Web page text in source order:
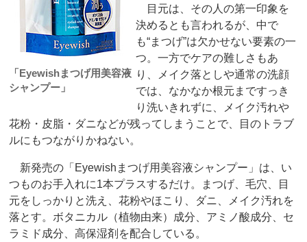
「Eyewishまつげ用美容液
シャンプー」
目元は、その人の第一印象を
決めるとも言われるが、中で
も“まつげ”は欠かせない要素の一
つ。一方でケアの難しさもあ
り、メイク落としや通常の洗顔
では、なかなか根元まですっき
り洗いきれずに、メイク汚れや
花粉・皮脂・ダニなどが残ってしまうことで、目のトラブ
ルにもつながりかねない。
新発売の「Eyewishまつげ用美容液シャンプー」は、い
つものお手入れに1本プラスするだけ。まつげ、毛穴、目
元をしっかりと洗え、花粉やほこり、ダニ、メイク汚れを
落とす。ボタニカル（植物由来）成分、アミノ酸成分、セ
ラミド成分、高保湿剤を配合している。